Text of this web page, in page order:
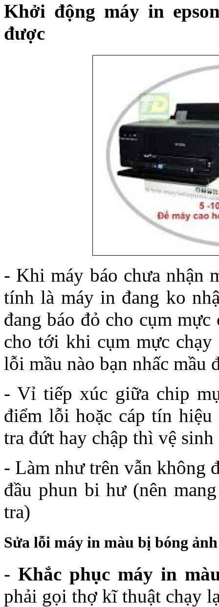
Khởi động máy in
được
- Khi máy báo chưa nhận
tính là máy in đang ko
đang báo đỏ cho cụm
cho tới khi cụm mực chạy
lỗi mầu nào bạn nhấc mầu
- Vỉ tiếp xúc giữa chip
điểm lỗi hoặc cáp tín
tra đứt hay chập thì vệ
- Làm như trên vẫn không
đầu phun bi hư (nên
tra)
Sửa lỗi máy in màu bị bóng ảnh
- Khắc phục máy in
phải gọi thợ kĩ thuật chạy